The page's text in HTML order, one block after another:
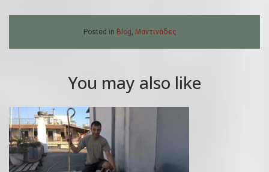
Posted in Blog Μαντινάδες
You may also like